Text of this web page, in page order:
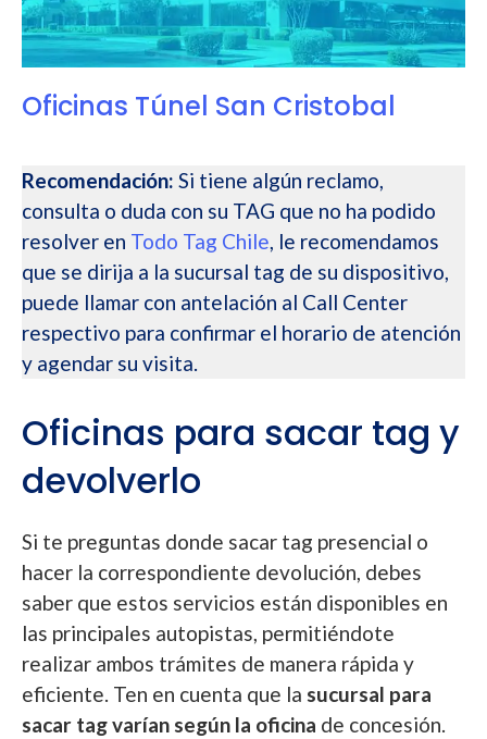
Oficinas Túnel San Cristobal
Recomendación: Si tiene algún reclamo,
consulta o duda con su TAG que no ha podido
resolver en Todo Tag Chile , le recomendamos
que se dirija a la sucursal tag de su dispositivo,
puede llamar con antelación al Call Center
respectivo para confirmar el horario de atención
y agendar su visita.
Oficinas para sacar tag y
devolverlo
Si te preguntas donde sacar tag presencial o
hacer la correspondiente devolución, debes
saber que estos servicios están disponibles en
las principales autopistas, permitiéndote
realizar ambos trámites de manera rápida y
eficiente. Ten en cuenta que la sucursal para
sacar tag varían según la oficina de concesión.